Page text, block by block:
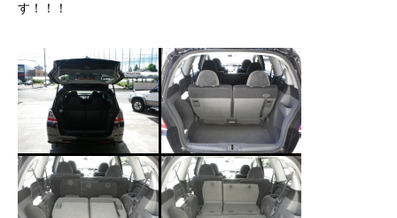
す！！！